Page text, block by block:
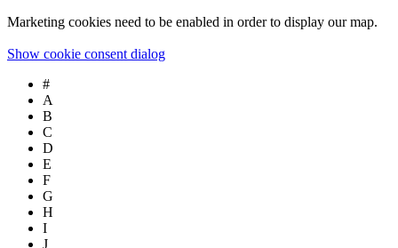
Marketing cookies need to be enabled in order to display our map.
Show cookie consent dialog
#
A
B
C
D
E
F
G
H
I
J